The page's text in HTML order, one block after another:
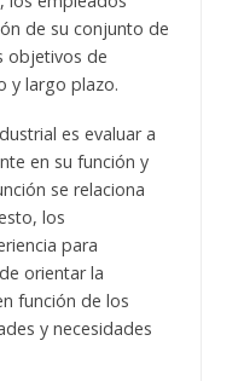
de su conjunto de
objetivos de
y largo plazo.
es evaluar a
en su función y
se relaciona
los
para
orientar la
función de los
y necesidades